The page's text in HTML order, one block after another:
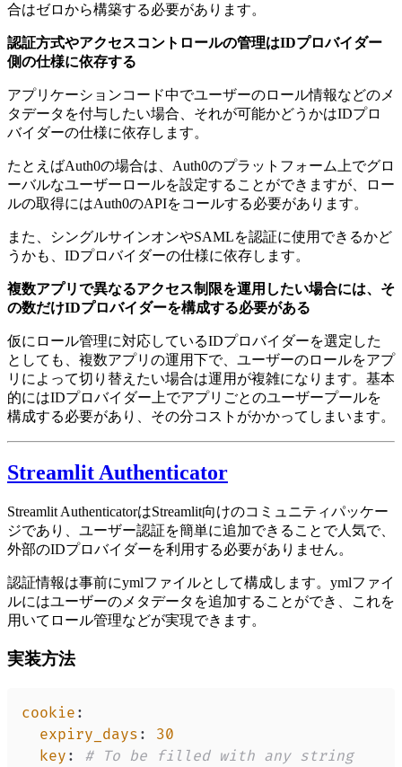
合はゼロから構築する必要があります。
認証方式やアクセスコントロールの管理はIDプロバイダー
側の仕様に依存する
アプリケーションコード中でユーザーのロール情報などのメ
タデータを付与したい場合、それが可能かどうかはIDプロ
バイダーの仕様に依存します。
たとえばAuth0の場合は、Auth0のプラットフォーム上でグロ
ーバルなユーザーロールを設定することができますが、ロー
ルの取得にはAuth0のAPIをコールする必要があります。
また、シングルサインオンやSAMLを認証に使用できるかど
うかも、IDプロバイダーの仕様に依存します。
複数アプリで異なるアクセス制限を運用したい場合には、そ
の数だけIDプロバイダーを構成する必要がある
仮にロール管理に対応しているIDプロバイダーを選定した
としても、複数アプリの運用下で、ユーザーのロールをアプ
リによって切り替えたい場合は運用が複雑になります。基本
的にはIDプロバイダー上でアプリごとのユーザープールを
構成する必要があり、その分コストがかかってしまいます。
Streamlit Authenticator
Streamlit AuthenticatorはStreamlit向けのコミュニティパッケー
ジであり、ユーザー認証を簡単に追加できることで人気で、
外部のIDプロバイダーを利用する必要がありません。
認証情報は事前にymlファイルとして構成します。ymlファイ
ルにはユーザーのメタデータを追加することができ、これを
用いてロール管理などが実現できます。
実装方法
cookie :
expiry_days :
30
key :
# To be filled with any string